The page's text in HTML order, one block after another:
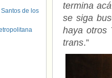
termina
se siga
haya otros
trans.”
de los